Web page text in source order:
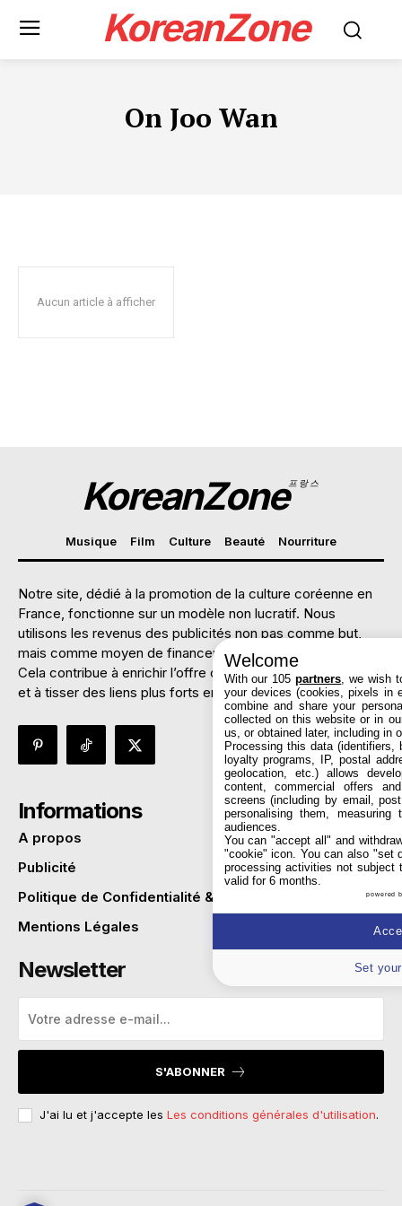
KoreanZone
On Joo Wan
Aucun article à afficher
KoreanZone프랑스
Musique Film Culture Beauté Nourriture
Notre site, dédié à la promotion de la culture coréenne en
France, fonctionne sur un modèle non lucratif. Nous
utilisons les revenus des publicités non pas comme but,
mais comme moyen de financer des évènements culturels.
Cela contribue à enrichir l’offre culturelle franco-coréenne
et à tisser des liens plus forts entre les deux pays.
Informations
A propos
Publicité
Politique de Confidentialité & Cookies
Mentions Légales
Newsletter
S'ABONNER
J'ai lu et j'accepte les Les conditions générales d'utilisation.
Welcome
With our 105partners, we wish
your devices (cookies, pixels in
combine and share your
collected on this website or in
us, or obtained later, including in
Processing this data (identifiers,
loyalty programs, IP, postal
geolocation, etc.) allows
content, commercial offers
screens (including by email,
personalising them, measuring
audiences.
You can "accept all" and
"cookie" icon. You can also "set
processing activities not subject
valid for 6 months.
powered
Set